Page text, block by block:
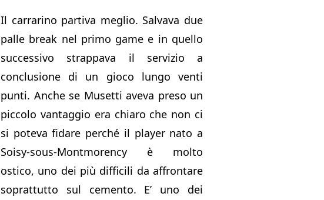
Il carrarino partiva meglio. Salvava due
palle break nel primo game e in quello
successivo strappava il servizio a
conclusione di un gioco lungo venti
punti. Anche se Musetti aveva preso un
piccolo vantaggio era chiaro che non ci
si poteva fidare perché il player nato a
Soisy-sous-Montmorency è molto
ostico, uno dei più difficili da affrontare
soprattutto sul cemento. E’ uno dei